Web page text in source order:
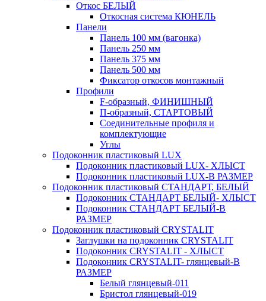
Откос БЕЛЫЙ
Откосная система КЮНЕЛЬ
Панели
Панель 100 мм (вагонка)
Панель 250 мм
Панель 375 мм
Панель 500 мм
Фиксатор откосов монтажный
Профили
F-образный, ФИНИШНЫЙ
П-образный, СТАРТОВЫЙ
Соединительные профиля и
комплектующие
Углы
Подоконник пластиковый LUX
Подоконник пластиковый LUX- ХЛЫСТ
Подоконник пластиковый LUX-В РАЗМЕР
Подоконник пластиковый СТАНДАРТ, БЕЛЫЙ
Подоконник СТАНДАРТ БЕЛЫЙ- ХЛЫСТ
Подоконник СТАНДАРТ БЕЛЫЙ-В
РАЗМЕР
Подоконник пластиковый CRYSTALIT
Заглушки на подоконник CRYSTALIT
Подоконник CRYSTALIT - ХЛЫСТ
Подоконник CRYSTALIT- глянцевый-В
РАЗМЕР
Белый глянцевый-011
Бристол глянцевый-019